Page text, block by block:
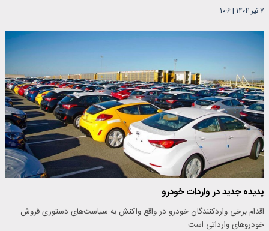
۷ تیر ۱۴۰۴ |۱۰:۶
پدیده جدید در واردات خودرو
اقدام برخی واردکنندگان خودرو در واقع واکنش به سیاست‌های دستوری فروش
خودرو‌های وارداتی است.